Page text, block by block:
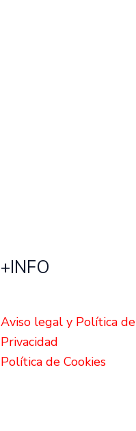
+INFO
Aviso legal y Política de
Privacidad
Política de Cookies